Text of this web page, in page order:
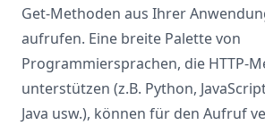
Get-Methoden aus Ihrer
aufrufen. Eine breite Palette von
Programmiersprachen, die HTTP-
unterstützen (z.B. Python,
Java usw.), können für den Aufruf